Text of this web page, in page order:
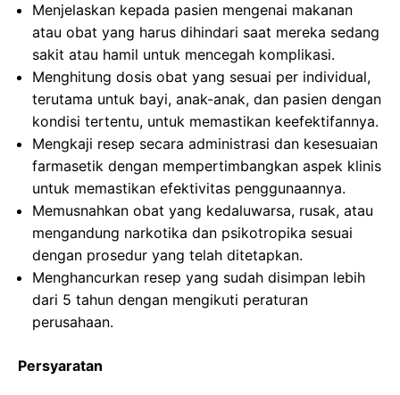
Menjelaskan kepada pasien mengenai makanan
atau obat yang harus dihindari saat mereka sedang
sakit atau hamil untuk mencegah komplikasi.
Menghitung dosis obat yang sesuai per individual,
terutama untuk bayi, anak-anak, dan pasien dengan
kondisi tertentu, untuk memastikan keefektifannya.
Mengkaji resep secara administrasi dan kesesuaian
farmasetik dengan mempertimbangkan aspek klinis
untuk memastikan efektivitas penggunaannya.
Memusnahkan obat yang kedaluwarsa, rusak, atau
mengandung narkotika dan psikotropika sesuai
dengan prosedur yang telah ditetapkan.
Menghancurkan resep yang sudah disimpan lebih
dari 5 tahun dengan mengikuti peraturan
perusahaan.
Persyaratan